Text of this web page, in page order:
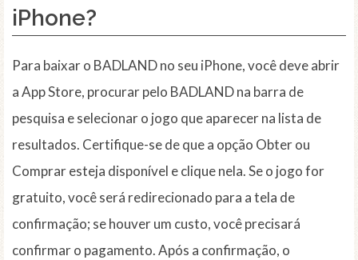
iPhone?
Para baixar o BADLAND no seu iPhone, você deve abrir
a App Store, procurar pelo BADLAND na barra de
pesquisa e selecionar o jogo que aparecer na lista de
resultados. Certifique-se de que a opção Obter ou
Comprar esteja disponível e clique nela. Se o jogo for
gratuito, você será redirecionado para a tela de
confirmação; se houver um custo, você precisará
confirmar o pagamento. Após a confirmação, o